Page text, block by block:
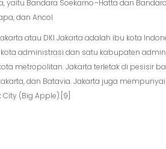
yaitu Bandara Soekarno–Hatta dan
dan Ancol
atau DKI Jakarta adalah ibu kota
administrasi dan satu kabupaten
metropolitan. Jakarta terletak di pesisir
dan Batavia. Jakarta juga
(Big Apple).[9]